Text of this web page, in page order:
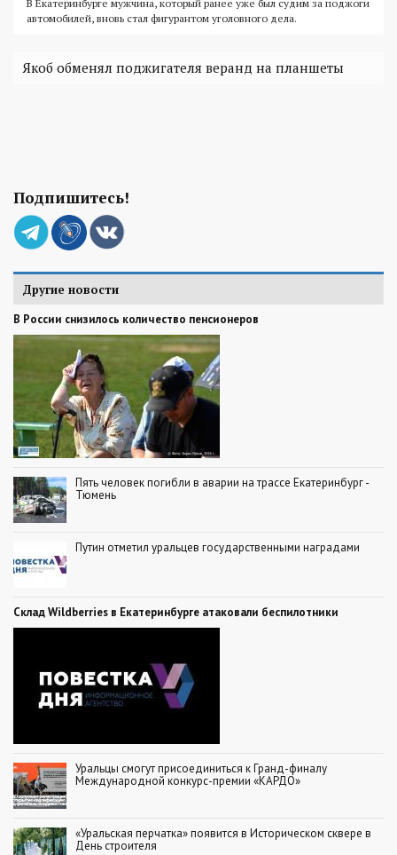
В Екатеринбурге мужчина, который ранее уже был судим за поджоги
автомобилей, вновь стал фигурантом уголовного дела.
Якоб обменял поджигателя веранд на планшеты
Подпишитесь!
Другие новости
В России снизилось количество пенсионеров
Пять человек погибли в аварии на трассе Екатеринбург -
Тюмень
Путин отметил уральцев государственными наградами
Склад Wildberries в Екатеринбурге атаковали беспилотники
Уральцы смогут присоединиться к Гранд-финалу
Международной конкурс-премии «КАРДО»
«Уральская перчатка» появится в Историческом сквере в
День строителя